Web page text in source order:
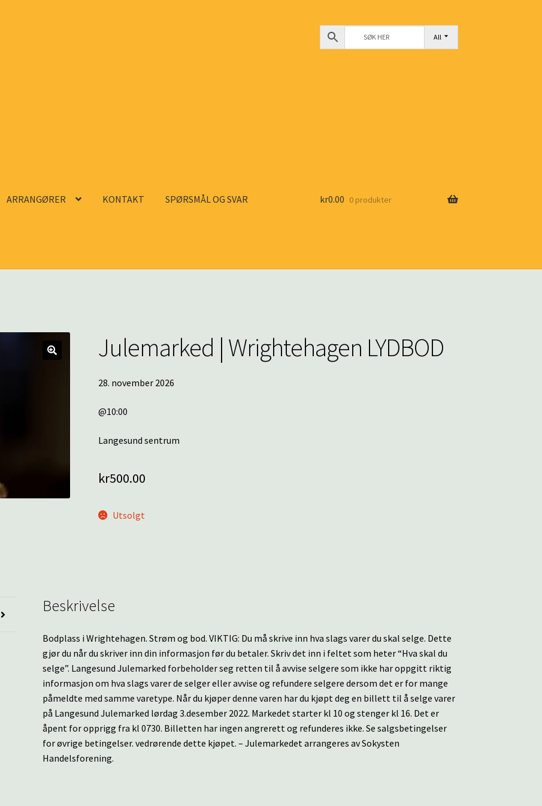
All
ARRANGØRER KONTAKT SPØRSMÅL OG SVAR kr0.00 0 produkter
Julemarked | Wrightehagen LYDBOD
28. november 2026
@10:00
Langesund sentrum
kr500.00
Utsolgt
Beskrivelse
Bodplass i Wrightehagen. Strøm og bod. VIKTIG: Du må skrive inn hva slags varer du skal selge. Dette
gjør du når du skriver inn din informasjon før du betaler. Skriv det inn i feltet som heter “Hva skal du
selge”. Langesund Julemarked forbeholder seg retten til å avvise selgere som ikke har oppgitt riktig
informasjon om hva slags varer de selger eller avvise og refundere selgere dersom det er for mange
påmeldte med samme varetype. Når du kjøper denne varen har du kjøpt deg en billett til å selge varer
på Langesund Julemarked lørdag 3.desember 2022. Markedet starter kl 10 og stenger kl 16. Det er
åpent for opprigg fra kl 0730. Billetten har ingen angrerett og refunderes ikke. Se salgsbetingelser
for øvrige betingelser. vedrørende dette kjøpet. – Julemarkedet arrangeres av Sokysten
Handelsforening.